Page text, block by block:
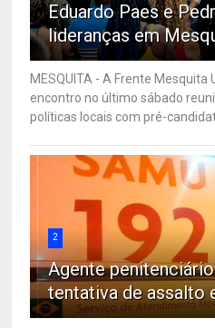
Eduardo Paes e
lideranças em
MESQUITA - A Frente Mesquita
encontro no último sábado
políticas locais com pré-
2
Agente
tentativa de assalto